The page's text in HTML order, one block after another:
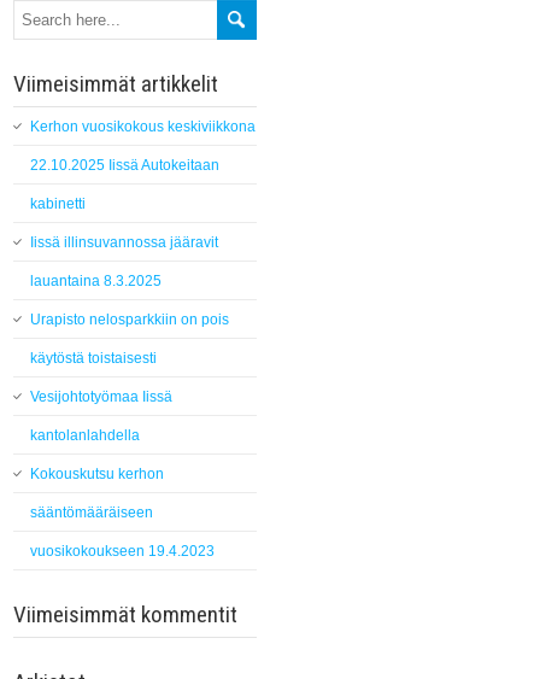
Viimeisimmät artikkelit
Kerhon vuosikokous keskiviikkona
22.10.2025 Iissä Autokeitaan
kabinetti
Iissä illinsuvannossa jääravit
lauantaina 8.3.2025
Urapisto nelosparkkiin on pois
käytöstä toistaisesti
Vesijohtotyömaa Iissä
kantolanlahdella
Kokouskutsu kerhon
sääntömääräiseen
vuosikokoukseen 19.4.2023
Viimeisimmät kommentit